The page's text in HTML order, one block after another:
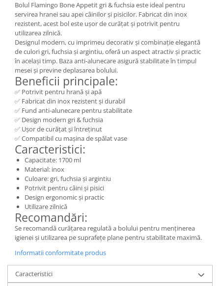
Bolul Flamingo Bone Appetit gri & fuchsia este ideal pentru
servirea hranei sau apei câinilor și pisicilor. Fabricat din inox
rezistent, acest bol este ușor de curățat și potrivit pentru
utilizarea zilnică.
Designul modern, cu imprimeu decorativ și combinație elegantă
de culori gri, fuchsia și argintiu, oferă un aspect atractiv și practic
în același timp. Baza anti-alunecare asigură stabilitate în timpul
mesei și previne deplasarea bolului.
Beneficii principale:
✅ Potrivit pentru hrană și apă
✅ Fabricat din inox rezistent și durabil
✅ Fund anti-alunecare pentru stabilitate
✅ Design modern gri & fuchsia
✅ Ușor de curățat și întreținut
✅ Compatibil cu mașina de spălat vase
Caracteristici:
Capacitate: 1700 ml
Material: inox
Culoare: gri, fuchsia și argintiu
Potrivit pentru câini și pisici
Design ergonomic și practic
Utilizare zilnică
Recomandări:
Se recomandă curățarea regulată a bolului pentru menținerea
igienei și utilizarea pe suprafețe plane pentru stabilitate maximă.
Informatii conformitate produs
Caracteristici